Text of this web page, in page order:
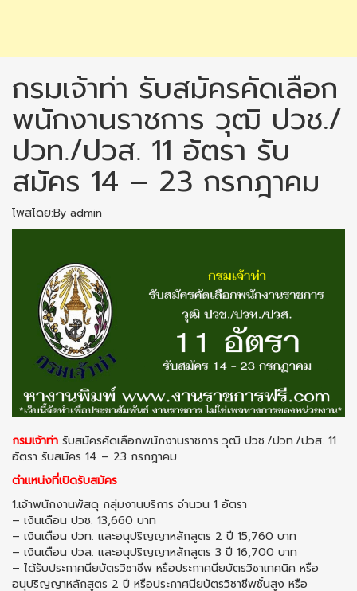
กรมเจ้าท่า รับสมัครคัดเลือก
พนักงานราชการ วุฒิ ปวช./
ปวท./ปวส. 11 อัตรา รับ
สมัคร 14 – 23 กรกฎาคม
โพสโดย:By admin
กรมเจ้าท่า รับสมัครคัดเลือกพนักงานราชการ วุฒิ ปวช./ปวท./ปวส. 11
อัตรา รับสมัคร 14 – 23 กรกฎาคม
ตำแหน่งที่เปิดรับสมัคร
1.เจ้าพนักงานพัสดุ กลุ่มงานบริการ จำนวน 1 อัตรา
– เงินเดือน ปวช. 13,660 บาท
– เงินเดือน ปวท. และอนุปริญญาหลักสูตร 2 ปี 15,760 บาท
– เงินเดือน ปวส. และอนุปริญญาหลักสูตร 3 ปี 16,700 บาท
– ได้รับประกาศนียบัตรวิชาชีพ หรือประกาศนียบัตรวิชาเทคนิค หรือ
อนุปริญญาหลักสูตร 2 ปี หรือประกาศนียบัตรวิชาชีพชั้นสูง หรือ